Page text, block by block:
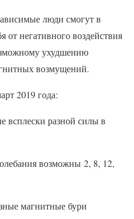
люди смогут в
от негативного воздействия
ухудшению
возмущений.
2019 года:
всплески разной силы в
возможны 2, 8, 12,
магнитные бури